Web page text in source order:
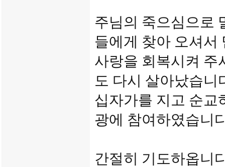
주님의 죽으심으로
들에게 찾아 오셔서
사랑을 회복시켜 주
도 다시 살아났습니
십자가를 지고 순
광에 참여하였습니
간절히 기도하옵니